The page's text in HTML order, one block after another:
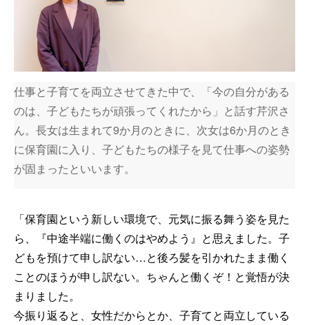
仕事と子育てを両立させてきた中で、「今の自分がある
のは、子どもたちが頑張ってくれたから」と話す芹沢さ
ん。長女は生まれて9か月のときに、次女は6か月のとき
に保育園に入り、子どもたちの様子を見て仕事への姿勢
が固まったといいます。
「保育園という新しい環境で、元気に振る舞う姿を見た
ら、『中途半端に働くのはやめよう』と思えました。子
どもを預けて申し訳ない…と後ろ髪を引かれたまま働く
ことのほうが申し訳ない。ちゃんと働くぞ！と覚悟が決
まりました。
今振り返ると、女性だからとか、子育てと両立している